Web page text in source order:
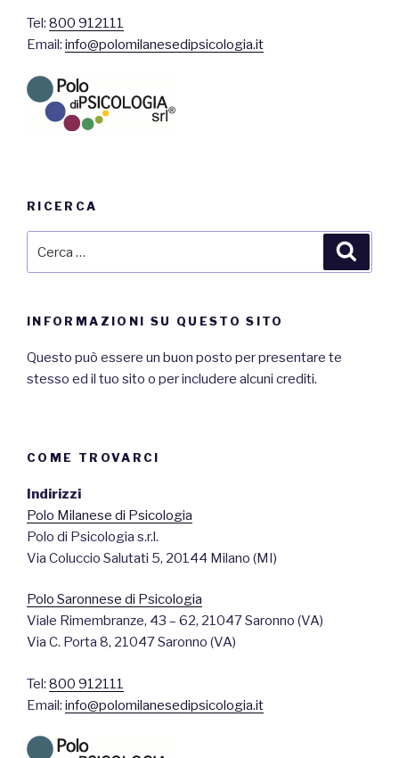
Tel: 800 912111
Email: info@polomilanesedipsicologia.it
RICERCA
INFORMAZIONI SU QUESTO SITO
Questo può essere un buon posto per presentare te
stesso ed il tuo sito o per includere alcuni crediti.
COME TROVARCI
Indirizzi
Polo Milanese di Psicologia
Polo di Psicologia s.r.l.
Via Coluccio Salutati 5, 20144 Milano (MI)
Polo Saronnese di Psicologia
Viale Rimembranze, 43 – 62, 21047 Saronno (VA)
Via C. Porta 8, 21047 Saronno (VA)
Tel: 800 912111
Email: info@polomilanesedipsicologia.it